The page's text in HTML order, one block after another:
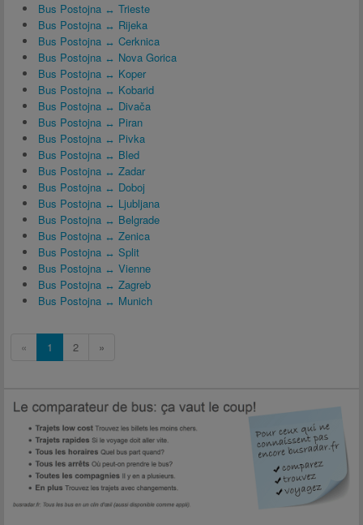
Bus Postojna ↔ Trieste
Bus Postojna ↔ Rijeka
Bus Postojna ↔ Cerknica
Bus Postojna ↔ Nova Gorica
Bus Postojna ↔ Koper
Bus Postojna ↔ Kobarid
Bus Postojna ↔ Divača
Bus Postojna ↔ Piran
Bus Postojna ↔ Pivka
Bus Postojna ↔ Bled
Bus Postojna ↔ Zadar
Bus Postojna ↔ Doboj
Bus Postojna ↔ Ljubljana
Bus Postojna ↔ Belgrade
Bus Postojna ↔ Zenica
Bus Postojna ↔ Split
Bus Postojna ↔ Vienne
Bus Postojna ↔ Zagreb
Bus Postojna ↔ Munich
« 1 2 »